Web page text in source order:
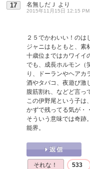
17 名無しだＪ より
2015年11月15日 12:15 PM
２５でかわいい！のは
ジャニはもともと、素
十歳位まではカワイイ
でも、成長ホルモン（
り、ドーランやヘアカ
酒やタバコ、夜遊び激
腹筋割れ、などど言っ
この伊野尾という子は
かずで残ってる気が・・
そういう意味では奇跡
能界。
それな！ 533